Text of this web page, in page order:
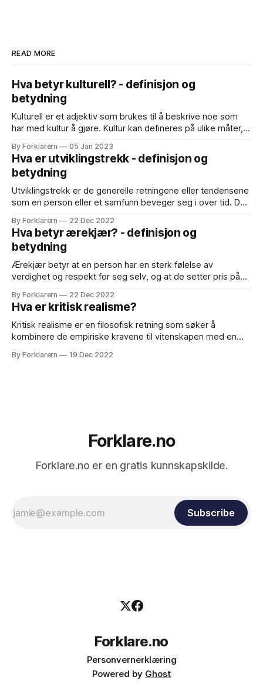
READ MORE
Hva betyr kulturell? - definisjon og
betydning
Kulturell er et adjektiv som brukes til å beskrive noe som
har med kultur å gjøre. Kultur kan defineres på ulike måter,
verdier, normer, skikker, tradisjoner, symboler og
materialobjekter som utgjør en gruppes særegne måte å
leve på. Dette
By Forklarern 05 Jan 2023
Hva er utviklingstrekk - definisjon og
betydning
Utviklingstrekk er de generelle retningene eller tendensene
som en person eller et samfunn beveger seg i over tid. Det
avhengig av hva som skjer og hvordan det påvirker en
person eller et samfunn. Et eksempel på et positivt
utviklingstrekk kan være en økning
By Forklarern 22 Dec 2022
Hva betyr ærekjær? - definisjon og
betydning
Ærekjær betyr at en person har en sterk følelse av
verdighet og respekt for seg selv, og at de setter pris på
opptatt av å opprettholde sin egen ære og rykte, og at de
ofte vil handle for å
By Forklarern 22 Dec 2022
Hva er kritisk realisme?
Kritisk realisme er en filosofisk retning som søker å
kombinere de empiriske kravene til vitenskapen med en
anerkjenne at virkeligheten eksisterer uavhengig av
By Forklarern 19 Dec 2022
Forklare.no
Forklare.no er en gratis kunnskapskilde.
Subscribe
Forklare.no
Personvernerklæring
Powered by Ghost